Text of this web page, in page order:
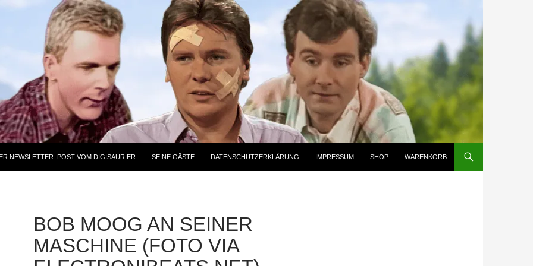
NEWSLETTER: POST VOM DIGISAURIER SEINE GÄSTE DATENSCHUTZERKLÄRUNG IMPRESSUM SHOP WARENKORB
BOB MOOG AN SEINER
MASCHINE (FOTO VIA